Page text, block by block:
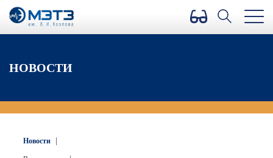
Версия для слабовидящих
НОВОСТИ
Новости